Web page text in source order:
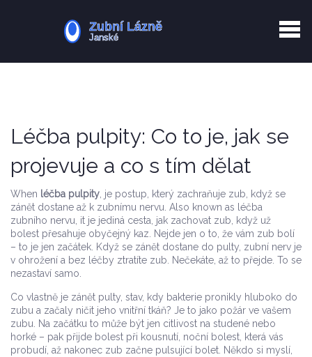
Zotavení po extrakci
Léčba pulpity: Co to je, jak se
projevuje a co s tím dělat
When léčba pulpity je postup, který zachraňuje zub, když se
zánět dostane až k zubnímu nervu . Also known as léčba
zubního nervu , it je jediná cesta, jak zachovat zub, když už
bolest přesahuje obyčejný kaz.
Nejde jen o to, že vám zub bolí
– to je jen začátek. Když se zánět dostane do pulty, zubní nerv je
v ohrožení a bez léčby ztratíte zub. Nečekáte, až to přejde. To se
nezastaví samo.
Co vlastně je zánět pulty stav, kdy bakterie pronikly hluboko do
zubu a začaly ničit jeho vnitřní tkáň? Je to jako požár ve vašem
zubu. Na začátku to může být jen citlivost na studené nebo
horké – pak přijde bolest při kousnutí, noční bolest, která vás
probudí, až nakonec zub začne pulsující bolet. Někdo si myslí,